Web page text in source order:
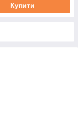
Купити